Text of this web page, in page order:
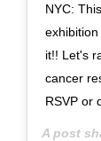
NYC:
it!! Let's
cancer
RSVP or
A post